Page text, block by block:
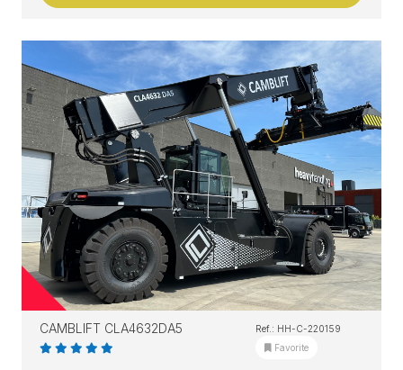
CAMBLIFT CLA4632DA5
Ref.: HH-C-220159
Favorite